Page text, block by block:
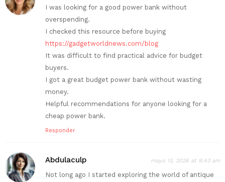
I was looking for a good power bank without
overspending.
I checked this resource before buying
https://gadgetworldnews.com/blog
It was difficult to find practical advice for budget
buyers.
I got a great budget power bank without wasting
money.
Helpful recommendations for anyone looking for a
cheap power bank.
Responder
Abdulaculp mayo 13, 2026 at 9:43 am
Not long ago I started exploring the world of antique